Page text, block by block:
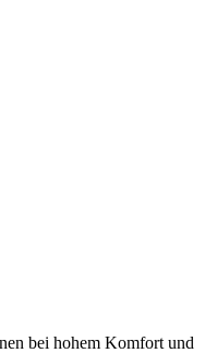
bei hohem Komfort und